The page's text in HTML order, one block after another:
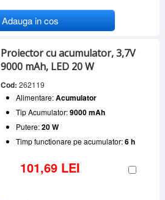
Adauga in cos
Proiector cu acumulator, 3,7V
9000 mAh, LED 20 W
Cod: 262119
Alimentare:Acumulator
Tip Acumulator:9000 mAh
Putere:20 W
Timp functionare pe acumulator:6 h
101,69 LEI